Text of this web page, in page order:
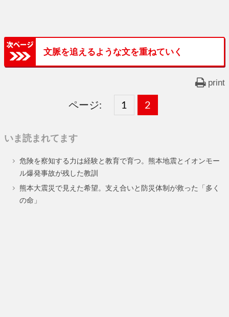
文脈を追えるような文を重ねていく
print
ページ:
固
ー
ジ
1 ,
固
ー
ジ
2
いま読まれてます
危険を察知する力は経験と教育で育つ。熊本地震とイオンモー
ル爆発事故が残した教訓
熊本大震災で見えた希望。支え合いと防災体制が救った「多く
の命」